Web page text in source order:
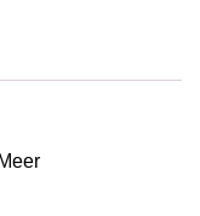
Meer